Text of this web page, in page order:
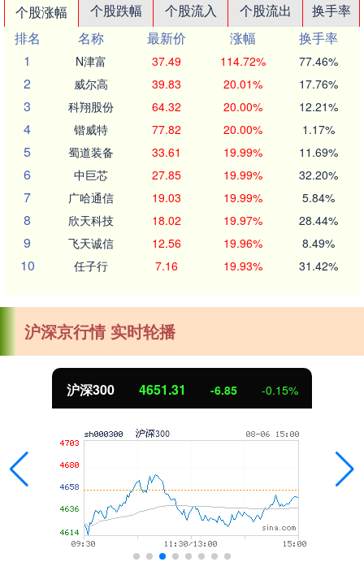
个股涨幅 个股跌幅 个股流入 个股流出
换手率
排名
名称 最新价 涨幅
换手率
1
N津富 37.49 114.72% 77.46%
2 威尔高 39.83 20.01% 17.76%
3 科翔股份 64.32 20.00% 12.21%
4 锴威特 77.82 20.00% 1.17%
5 蜀道装备 33.61 19.99% 11.69%
6 中巨芯 27.85 19.99% 32.20%
7 广哈通信 19.03 19.99% 5.84%
8 欣天科技 18.02 19.97% 28.44%
9 飞天诚信 12.56 19.96% 8.49%
10 任子行 7.16 19.93% 31.42%
沪深京行情 实时轮播
-6.85 -0.15%